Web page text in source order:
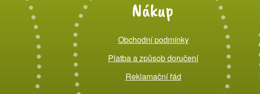
Nákup
Obchodní podmínky
Platba a způsob doručení
Reklamační řád